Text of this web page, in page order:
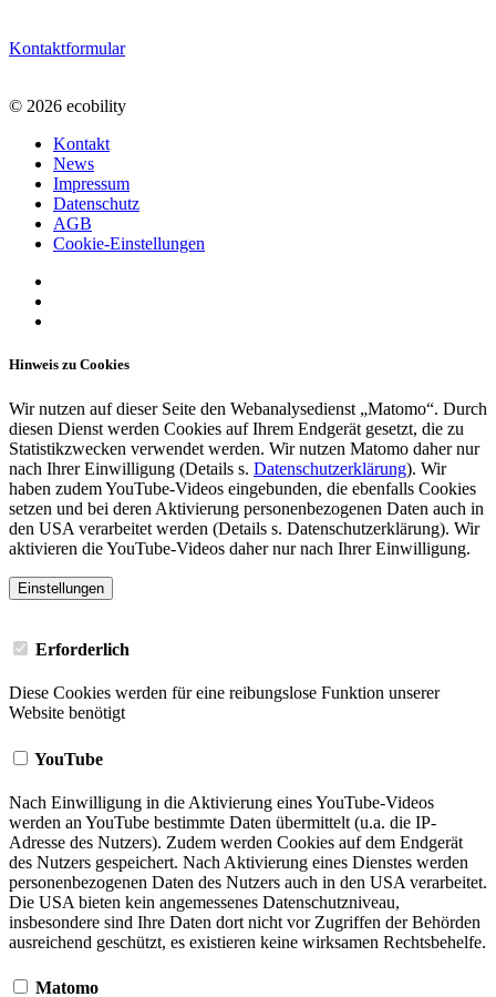
Kontaktformular
© 2026 ecobility
Kontakt
News
Impressum
Datenschutz
AGB
Cookie-Einstellungen
Hinweis zu Cookies
Wir nutzen auf dieser Seite den Webanalysedienst „Matomo“. Durch
diesen Dienst werden Cookies auf Ihrem Endgerät gesetzt, die zu
Statistikzwecken verwendet werden. Wir nutzen Matomo daher nur
nach Ihrer Einwilligung (Details s. Datenschutzerklärung). Wir
haben zudem YouTube-Videos eingebunden, die ebenfalls Cookies
setzen und bei deren Aktivierung personenbezogenen Daten auch in
den USA verarbeitet werden (Details s. Datenschutzerklärung). Wir
aktivieren die YouTube-Videos daher nur nach Ihrer Einwilligung.
Einstellungen
Erforderlich
Diese Cookies werden für eine reibungslose Funktion unserer
Website benötigt
YouTube
Nach Einwilligung in die Aktivierung eines YouTube-Videos
werden an YouTube bestimmte Daten übermittelt (u.a. die IP-
Adresse des Nutzers). Zudem werden Cookies auf dem Endgerät
des Nutzers gespeichert. Nach Aktivierung eines Dienstes werden
personenbezogenen Daten des Nutzers auch in den USA verarbeitet.
Die USA bieten kein angemessenes Datenschutzniveau,
insbesondere sind Ihre Daten dort nicht vor Zugriffen der Behörden
ausreichend geschützt, es existieren keine wirksamen Rechtsbehelfe.
Matomo